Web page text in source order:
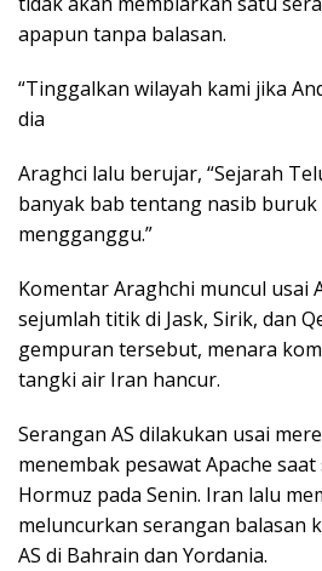
apapun tanpa balasan.
“Tinggalkan wilayah kami jika
dia
Araghci lalu berujar, “Sejarah
banyak bab tentang nasib
mengganggu.”
Komentar Araghchi muncul usai
sejumlah titik di Jask, Sirik, dan
gempuran tersebut, menara
tangki air Iran hancur.
Serangan AS dilakukan usai
menembak pesawat Apache
Hormuz pada Senin. Iran lalu
meluncurkan serangan balasan
AS di Bahrain dan Yordania.